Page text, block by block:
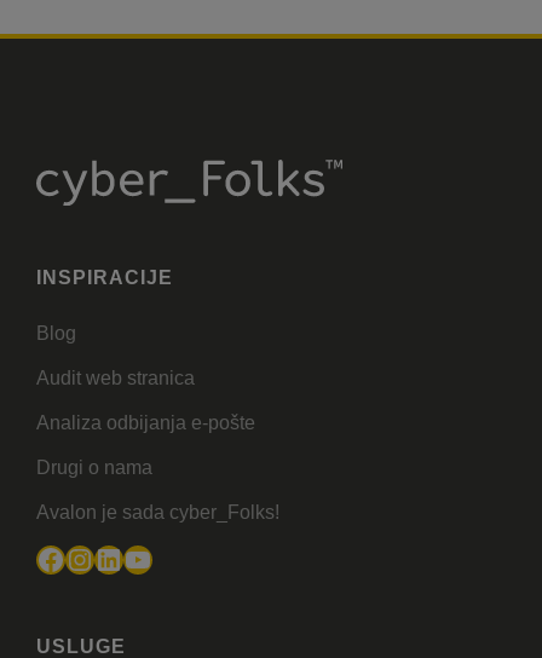
INSPIRACIJE
Blog
Audit web stranica
Analiza odbijanja e-pošte
Drugi o nama
Avalon je sada cyber_Folks!
Facebook
Instagram
LinkedIn
YouTube
USLUGE